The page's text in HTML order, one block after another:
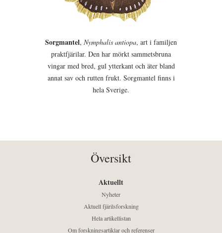
Sorgmantel, Nymphalis antiopa, art i familjen
praktfjärilar. Den har mörkt sammetsbruna
vingar med bred, gul ytterkant och äter bland
annat sav och rutten frukt. Sorgmantel finns i
hela Sverige.
Översikt
Aktuellt
Nyheter
Aktuell fjärilsforskning
Hela artikellistan
Om forskningsartiklar och referenser